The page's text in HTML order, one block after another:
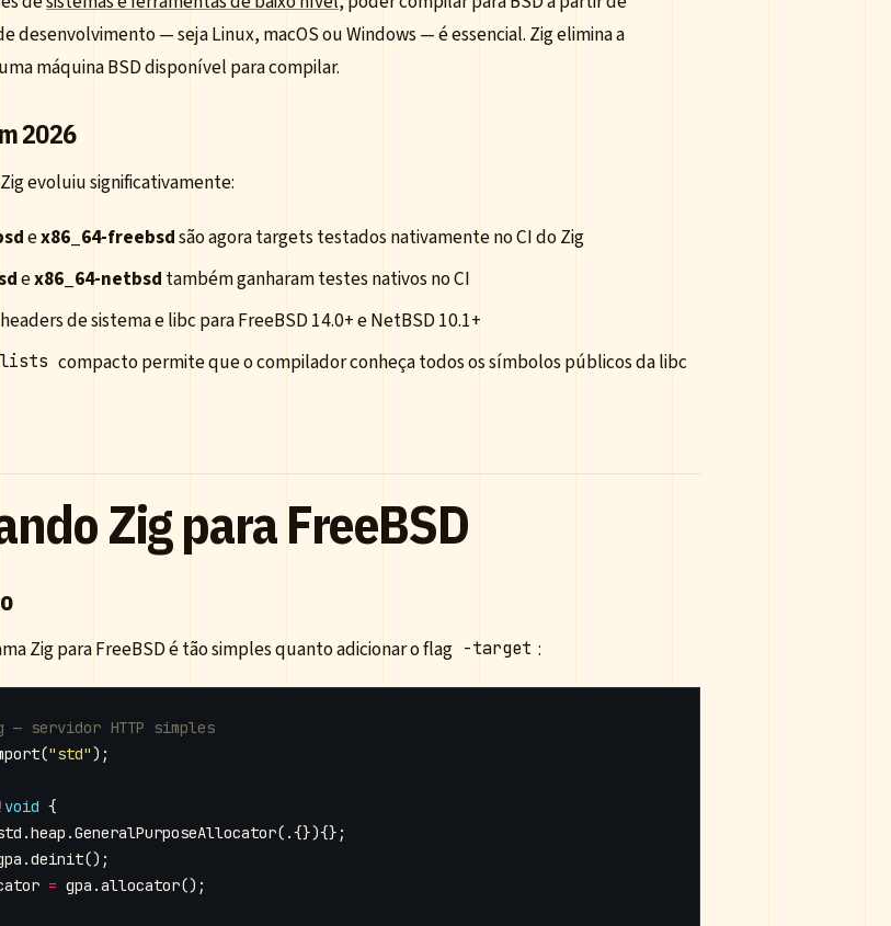
desenvolvimento — seja Linux, macOS ou Windows — é essencial. Zig elimina a
máquina BSD disponível para compilar.
2026
evoluiu significativamente:
ex86_64-freebsdsão agora targets testados nativamente no CI do Zig
ex86_64-netbsd também ganharam testes nativos no CI
de sistema e libc para FreeBSD 14.0+ e NetBSD 10.1+
compacto permite que o compilador conheça todos os símbolos públicos da libc
Zig para FreeBSD
Zig para FreeBSD é tão simples quanto adicionar o flag -target :
("std");
! void {
.heap .GeneralPurposeAllocator(.{}){};
.deinit();
= gpa .allocator();